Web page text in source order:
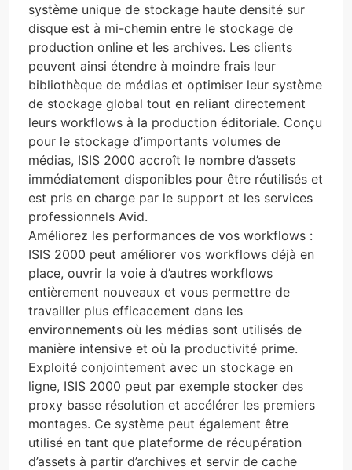
système unique de stockage haute densité sur
disque est à mi-chemin entre le stockage de
production online et les archives. Les clients
peuvent ainsi étendre à moindre frais leur
bibliothèque de médias et optimiser leur système
de stockage global tout en reliant directement
leurs workflows à la production éditoriale. Conçu
pour le stockage d’importants volumes de
médias, ISIS 2000 accroît le nombre d’assets
immédiatement disponibles pour être réutilisés et
est pris en charge par le support et les services
professionnels Avid.
Améliorez les performances de vos workflows :
ISIS 2000 peut améliorer vos workflows déjà en
place, ouvrir la voie à d’autres workflows
entièrement nouveaux et vous permettre de
travailler plus efficacement dans les
environnements où les médias sont utilisés de
manière intensive et où la productivité prime.
Exploité conjointement avec un stockage en
ligne, ISIS 2000 peut par exemple stocker des
proxy basse résolution et accélérer les premiers
montages. Ce système peut également être
utilisé en tant que plateforme de récupération
d’assets à partir d’archives et servir de cache